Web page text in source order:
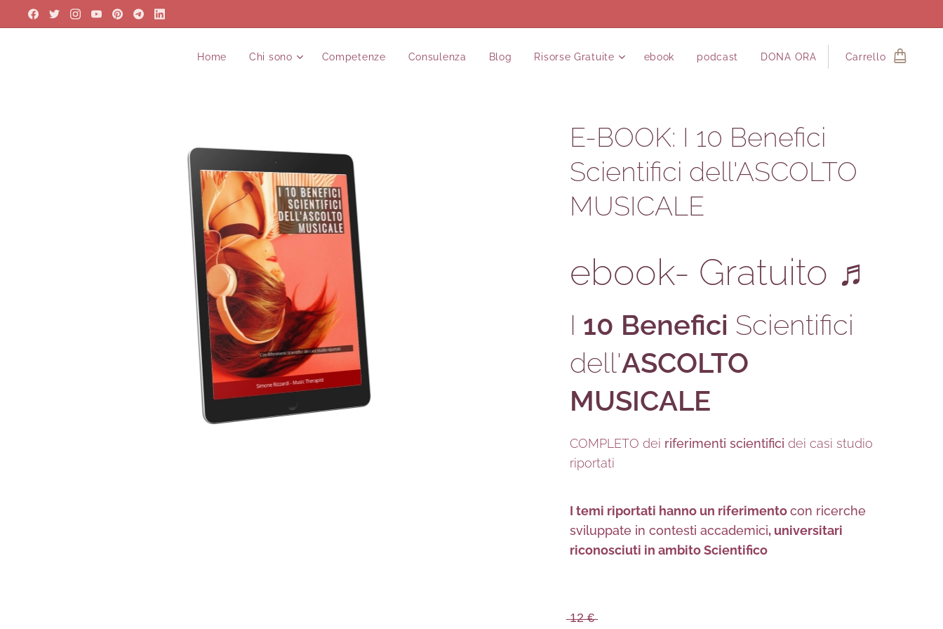
Home Chi sono Competenze Consulenza Blog Risorse Gratuite ebook podcast DONA ORA Carrello
E-BOOK: I 10 Benefici
Scientifici dell'ASCOLTO
MUSICALE
ebook- Gratuito ♬
I 10 Benefici Scientifici
dell'ASCOLTO
MUSICALE
COMPLETO dei riferimenti scientifici dei casi studio
riportati
I temi riportati hanno un riferimentocon ricerche
sviluppate in contesti accademici, universitari
riconosciuti in ambito Scientifico
̶1̶2̶ ̶€̶